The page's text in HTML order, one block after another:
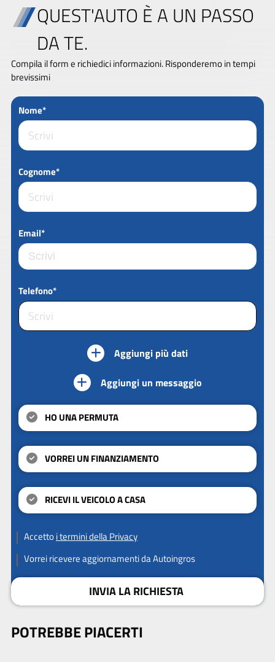
QUEST'AUTO È A UN PASSO
DA TE.
Compila il form e richiedici informazioni. Risponderemo in tempi
brevissimi
Nome*
Cognome*
Email*
Telefono*
Aggiungi più dati
Aggiungi un messaggio
HO UNA PERMUTA
VORREI UN FINANZIAMENTO
RICEVI IL VEICOLO A CASA
Accettoi termini della Privacy
Vorrei ricevere aggiornamenti da Autoingros
INVIA LA RICHIESTA
POTREBBE PIACERTI